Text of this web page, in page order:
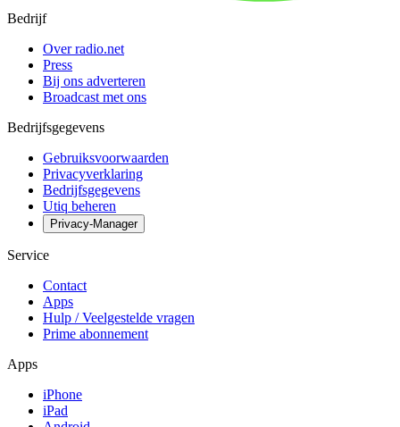
Bedrijf
Over radio.net
Press
Bij ons adverteren
Broadcast met ons
Bedrijfsgegevens
Gebruiksvoorwaarden
Privacyverklaring
Bedrijfsgegevens
Utiq beheren
Privacy-Manager
Service
Contact
Apps
Hulp / Veelgestelde vragen
Prime abonnement
Apps
iPhone
iPad